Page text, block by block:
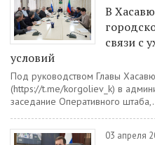
В
связи с
условий
Под руководством Главы
(https://t.me/korgoliev_k) в
заседание Оперативного
03 апреля